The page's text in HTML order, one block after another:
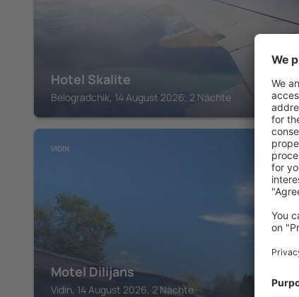
Hotel Skalite
Belogradchik, 14 August 2026, 2 Nächte
VIDIN
Motel Dilijans
Vidin, 14 August 2026, 2 Nächte